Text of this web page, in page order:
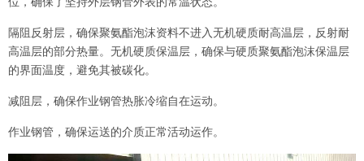
隔阻反射层，确保聚氨酯泡沫资料不进入无机硬质耐高温层，反射耐
高温层的部分热量。无机硬质保温层，确保与硬质聚氨酯泡沫保温层
的界面温度，避免其被碳化。
减阻层，确保作业钢管热胀冷缩自在运动。
作业钢管，确保运送的介质正常活动运作。